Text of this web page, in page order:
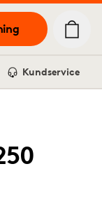
Kundservice